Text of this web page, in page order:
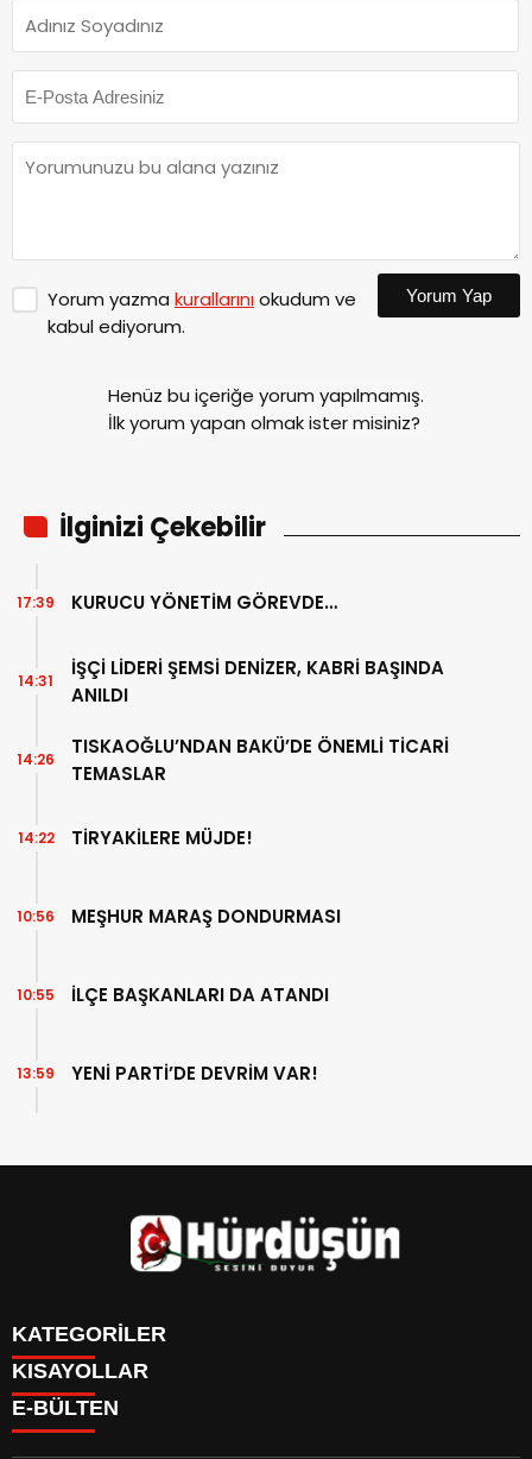
Yorum yazma kurallarınıokudum ve
kabul ediyorum.
Yorum Yap
Henüz bu içeriğe yorum yapılmamış.
İlk yorum yapan olmak ister misiniz?
İlginizi Çekebilir
KURUCU YÖNETİM GÖREVDE…
17:39
İŞÇİ LİDERİ ŞEMSİ DENİZER, KABRİ BAŞINDA
ANILDI
14:31
TISKAOĞLU’NDAN BAKÜ’DE ÖNEMLİ TİCARİ
TEMASLAR
14:26
TİRYAKİLERE MÜJDE!
14:22
MEŞHUR MARAŞ DONDURMASI
10:56
İLÇE BAŞKANLARI DA ATANDI
10:55
YENİ PARTİ’DE DEVRİM VAR!
13:59
KATEGORİLER
DÜNYA
EĞİTİM
KISAYOLLAR
DÜNYA
E-BÜLTEN